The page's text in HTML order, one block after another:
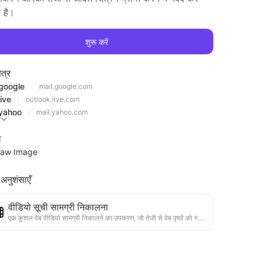
है।
शुरू करें
mail.google.com
outlook.live.com
mail.yahoo.com
Image
वीडियो सूची सामग्री निकालना
एक कुशल वेब वीडियो सामग्री निकालने का उपकरण, जो तेजी से वेब पृष्ठों को स्कैन कर सकता है और वीडियो जानकारी को संरचित Markdown तालिका में व्यवस्थित कर सकता है।